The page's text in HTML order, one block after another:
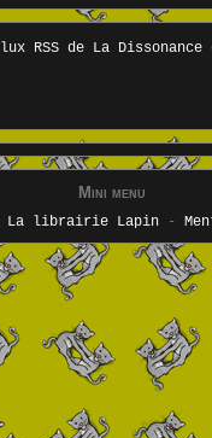
Mini menu
La librairie Lapin-